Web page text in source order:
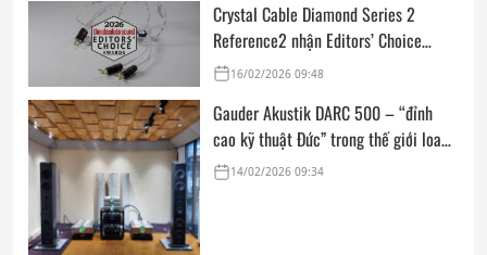
Crystal Cable Diamond Series 2
Reference2 nhận Editors’ Choice
Award: Dedicated Audio 2026 từ The
16/02/2026 09:48
Gauder Akustik DARC 500 – “đỉnh
cao kỹ thuật Đức” trong thế giới loa
hi-end tham chiếu
14/02/2026 09:34